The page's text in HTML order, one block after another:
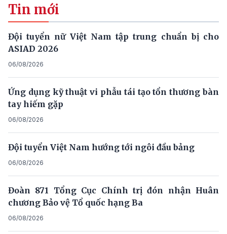
Tin mới
Đội tuyển nữ Việt Nam tập trung chuẩn bị cho
ASIAD 2026
06/08/2026
Ứng dụng kỹ thuật vi phẫu tái tạo tổn thương bàn
tay hiếm gặp
06/08/2026
Đội tuyển Việt Nam hướng tới ngôi đầu bảng
06/08/2026
Đoàn 871 Tổng Cục Chính trị đón nhận Huân
chương Bảo vệ Tổ quốc hạng Ba
06/08/2026